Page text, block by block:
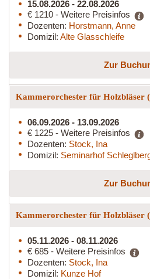
15.08.2026 - 22.08.2026
€ 1210 - Weitere Preisinfos
Dozenten: Horstmann, Anne
Domizil: Alte Glasschleife
Zur
Kammerorchester für Holzbläser
06.09.2026 - 13.09.2026
€ 1225 - Weitere Preisinfos
Dozenten: Stock, Ina
Domizil: Seminarhof
Zur
Kammerorchester für Holzbläser
05.11.2026 - 08.11.2026
€ 685 - Weitere Preisinfos
Dozenten: Stock, Ina
Domizil: Kunze Hof